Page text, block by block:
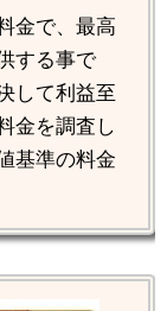
金で、最高
する事で
して利益至
金を調査し
基準の料金